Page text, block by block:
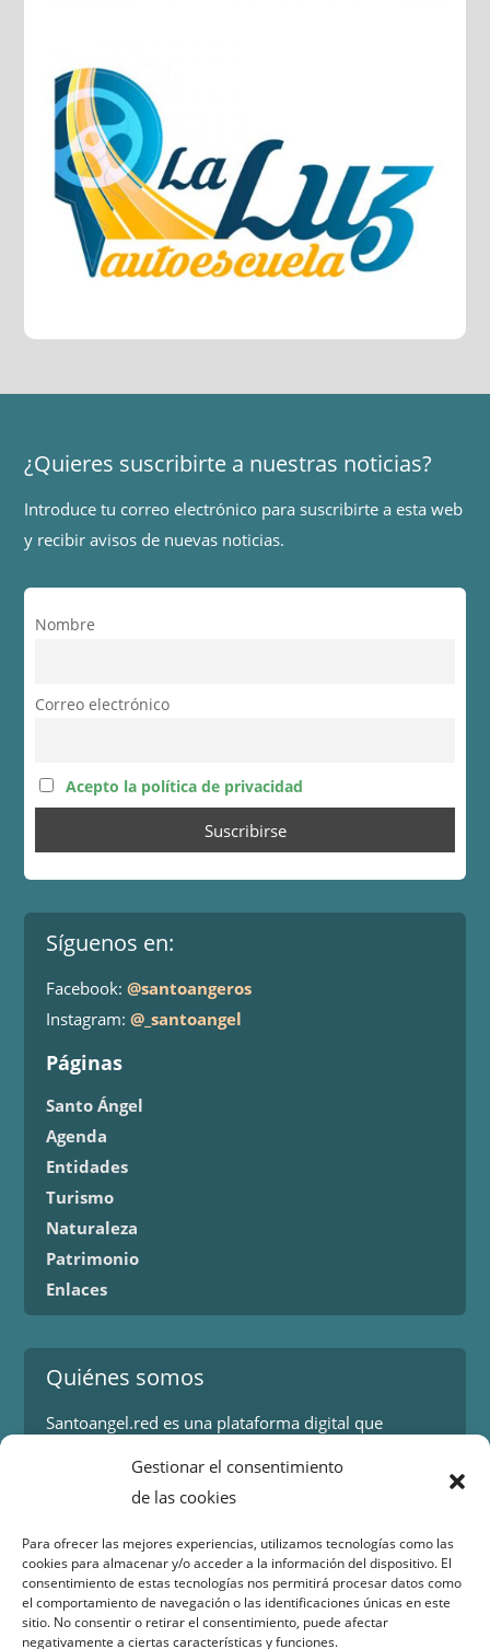
Gestionar el consentimiento
de las cookies
Para ofrecer las mejores experiencias, utilizamos tecnologías como las
cookies para almacenar y/o acceder a la información del dispositivo. El
consentimiento de estas tecnologías nos permitirá procesar datos como
el comportamiento de navegación o las identificaciones únicas en este
sitio. No consentir o retirar el consentimiento, puede afectar
negativamente a ciertas características y funciones.
¿Quieres suscribirte a nuestras noticias?
Introduce tu correo electrónico para suscribirte a esta web
y recibir avisos de nuevas noticias.
Nombre
Correo electrónico
Acepto la política de privacidad
Síguenos en:
Facebook:@santoangeros
Instagram:@_santoangel
Páginas
Santo Ángel
Agenda
Entidades
Turismo
Naturaleza
Patrimonio
Enlaces
Quiénes somos
Santoangel.red es una plataforma digital que
Contacto
Isaac Peral 2
30151 Santo Ángel (Murcia)